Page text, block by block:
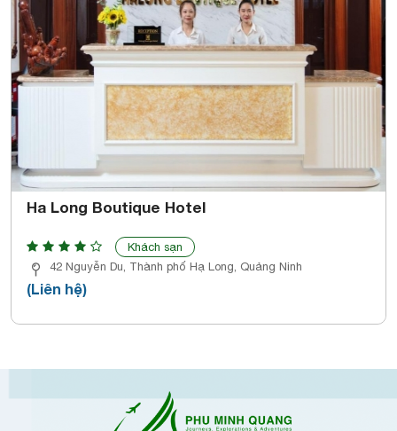
Ha Long Boutique Hotel
Khách sạn
42 Nguyễn Du, Thành phố Hạ Long, Quảng Ninh
(Liên hệ)